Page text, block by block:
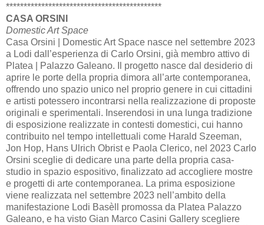
********************************************
CASA ORSINI
Domestic Art Space
Casa Orsini | Domestic Art Space nasce nel settembre 2023
a Lodi dall’esperienza di Carlo Orsini, già membro attivo di
Platea | Palazzo Galeano. Il progetto nasce dal desiderio di
aprire le porte della propria dimora all’arte contemporanea,
offrendo uno spazio unico nel proprio genere in cui cittadini
e artisti potessero incontrarsi nella realizzazione di proposte
originali e sperimentali. Inserendosi in una lunga tradizione
di esposizione realizzate in contesti domestici, cui hanno
contribuito nel tempo intellettuali come Harald Szeeman,
Jon Hop, Hans Ulrich Obrist e Paola Clerico, nel 2023 Carlo
Orsini sceglie di dedicare una parte della propria casa-
studio in spazio espositivo, finalizzato ad accogliere mostre
e progetti di arte contemporanea. La prima esposizione
viene realizzata nel settembre 2023 nell’ambito della
manifestazione Lodi Basèll promossa da Platea Palazzo
Galeano, e ha visto Gian Marco Casini Gallery scegliere